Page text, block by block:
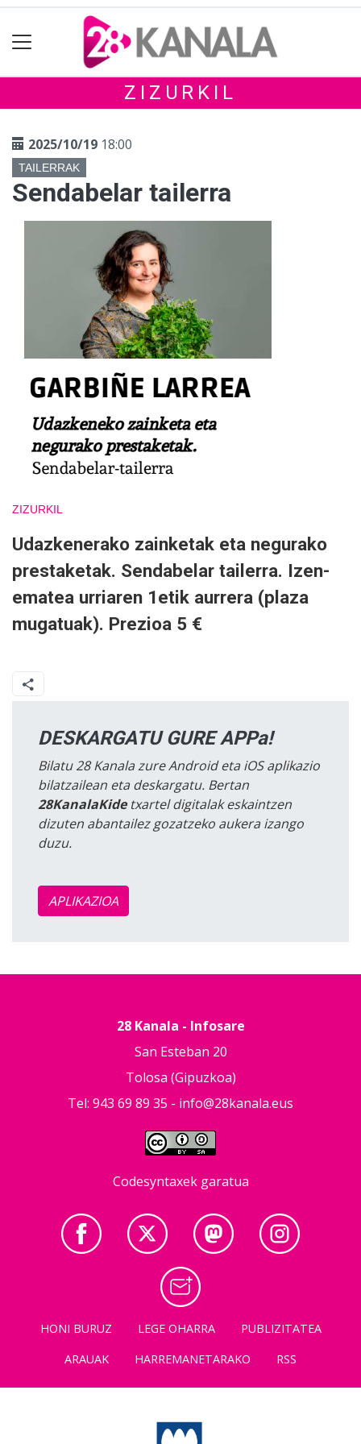
ZIZURKIL
2025/10/19 18:00
TAILERRAK
Sendabelar tailerra
ZIZURKIL
Udazkenerako zainketak eta negurako
prestaketak. Sendabelar tailerra. Izen-
ematea urriaren 1etik aurrera (plaza
mugatuak). Prezioa 5 €
DESKARGATU GURE APPa!
Bilatu 28 Kanala zure Android eta iOS aplikazio
bilatzailean eta deskargatu. Bertan
28KanalaKidetxartel digitalak eskaintzen
dizuten abantailez gozatzeko aukera izango
duzu.
APLIKAZIOA
28 Kanala - Infosare
San Esteban 20
Tolosa (Gipuzkoa)
Tel: 943 69 89 35 - info@28kanala.eus
Codesyntaxek garatua
HONI BURUZ LEGE OHARRA
PUBLIZITATEA
ARAUAK
HARREMANETARAKO RSS